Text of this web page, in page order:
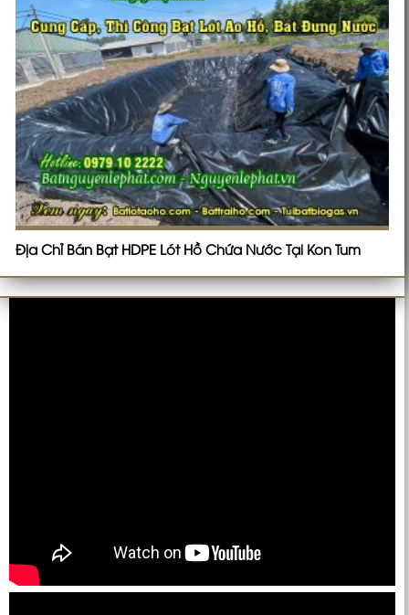
Địa Chỉ Bán Bạt HDPE Lót Hồ Chứa Nước Tại Kon Tum